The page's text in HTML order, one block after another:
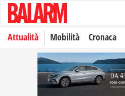
Attualità Mobilità Cronaca